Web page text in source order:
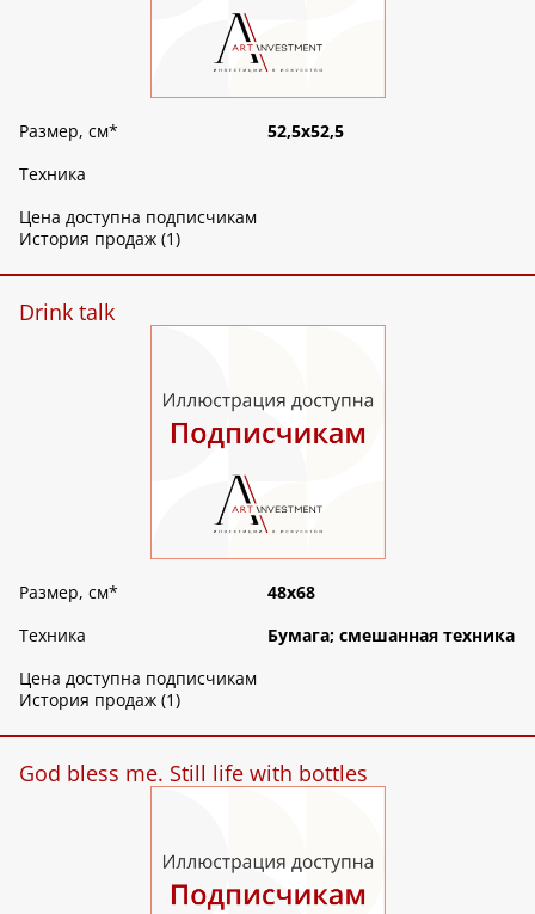
Размер, см*
52,5х52,5
Техника
Цена доступна подписчикам
История продаж (1)
Drink talk
Размер, см*
48х68
Техника
Бумага; смешанная техника
Цена доступна подписчикам
История продаж (1)
God bless me. Still life with bottles